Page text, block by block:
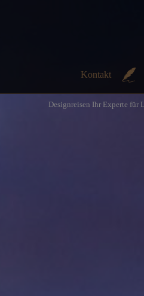
Kontakt
Designreisen Ihr Experte für